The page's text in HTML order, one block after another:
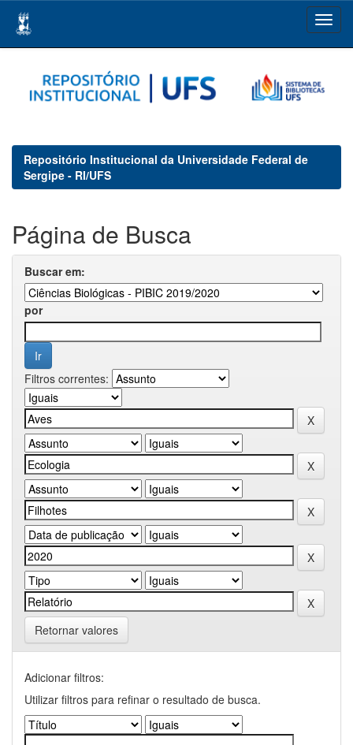
navigation
Repositório Institucional da Universidade Federal de
Sergipe - RI/UFS
Página de Busca
Buscar em:
por
Filtros correntes:
Retornar valores
Adicionar filtros:
Utilizar filtros para refinar o resultado de busca.